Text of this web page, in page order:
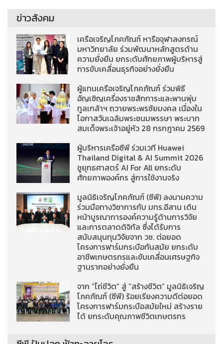
ข่าวสังคม
เครือเจริญโภคภัณฑ์ หารือจุฬาลงกรณ์
มหาวิทยาลัย ร่วมพัฒนาหลักสูตรด้าน
ความยั่งยืน ยกระดับศักยภาพผู้บริหารสู่
การขับเคลื่อนธุรกิจอย่างยั่งยืน
ผู้แทนเครือเจริญโภคภัณฑ์ ร่วมพิธี
อัญเชิญเครื่องราชสักการะและพานพุ่ม
ทูลเกล้าฯ ถวายพระพรชัยมงคล เนื่องใน
โอกาสวันเฉลิมพระชนมพรรษา พระบาท
สมเด็จพระเจ้าอยู่หัว 28 กรกฎาคม 2569
ผู้บริหารเครือซีพี ร่วมเวที Huawei
Thailand Digital & AI Summit 2026
ชูยุทธศาสตร์ AI For All ยกระดับ
ศักยภาพองค์กร สู่การใช้งานจริง
มูลนิธิเจริญโภคภัณฑ์ (ซีพี) ลงนามความ
ร่วมมือทางวิชาการกับ มทร.อีสาน เดิน
หน้าบูรณาการองค์ความรู้ด้านการวิจัย
และการตลาดดิจิทัล ซึ่งได้รับการ
สนับสนุนทุนวิจัยจาก วช. ต่อยอด
โครงการฟาร์มกระบือทันสมัย ยกระดับ
อาชีพเกษตรกรและขับเคลื่อนเศรษฐกิจ
ฐานรากอย่างยั่งยืน
จาก “ไถ่ชีวิต” สู่ “สร้างชีวิต” มูลนิธิเจริญ
โภคภัณฑ์ (ซีพี) ร้อยเรียงความดีต่อยอด
โครงการฟาร์มกระบือสมัยใหม่ สร้างราย
ได้ ยกระดับคุณภาพชีวิตเกษตรกร